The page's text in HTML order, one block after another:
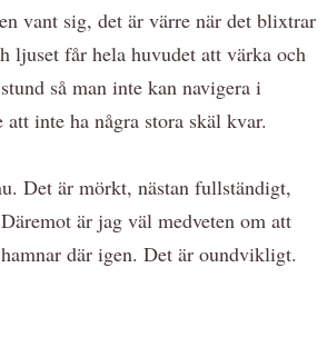
vant sig, det är värre när det blixtrar
ljuset får hela huvudet att värka och
så man inte kan navigera i
inte ha några stora skäl kvar.
Det är mörkt, nästan fullständigt,
är jag väl medveten om att
där igen. Det är oundvikligt.